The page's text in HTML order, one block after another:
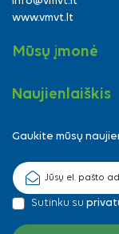
www.vmvt.lt
Mūsų įmonė
Naujienlaiškis
Gaukite mūsų
Sutinku su